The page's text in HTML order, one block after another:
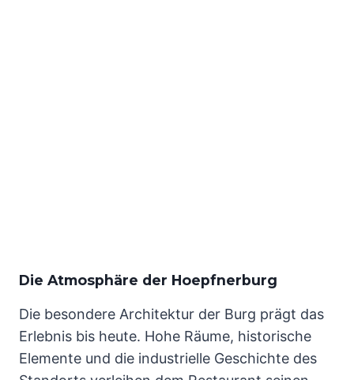
Die Atmosphäre der Hoepfnerburg
Die besondere Architektur der Burg prägt das
Erlebnis bis heute. Hohe Räume, historische
Elemente und die industrielle Geschichte des